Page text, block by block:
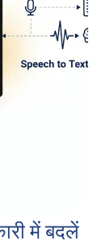
में बदलें